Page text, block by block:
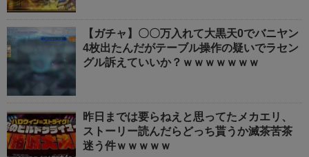
【ガチャ】〇〇万入れて大黒天0でバニヤン
4枚出たんだがテーブル操作の疑いでラセン
グル訴えていいか？ｗｗｗｗｗｗｗ
昨日までは要らねえと思ってたメカエリ、
ストーリー読んだらどっち貰うか滅茶苦茶
迷う件ｗｗｗｗｗ